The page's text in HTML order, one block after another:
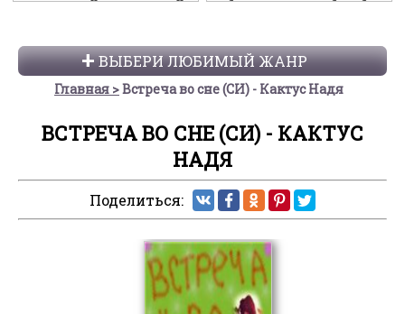
ВЫБЕРИ ЛЮБИМЫЙ ЖАНР
Главная Встреча во сне (СИ) - Кактус Надя
ВСТРЕЧА ВО СНЕ (СИ) - КАКТУС
НАДЯ
Поделиться: